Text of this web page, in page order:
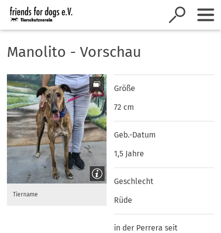
Inhalt anspringen
Manolito - Vorschau
Tiername
Größe
72 cm
Geb.-Datum
1,5 Jahre
Geschlecht
Rüde
in der Perrera seit